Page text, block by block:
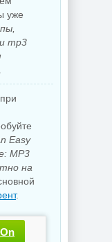
уже
mp3
Easy
MP3
на
.